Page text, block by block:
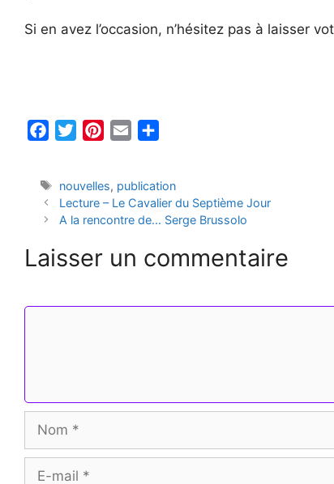
Si en avez l’occasion, n’hésitez pas à laisser
e
o
t
t
r
t
e
i
l
t
a
e
Étiquettes
nouvelles, publication
Lecture – Le Cavalier du Septième Jour
A la rencontre de… Serge Brussolo
Laisser un commentaire